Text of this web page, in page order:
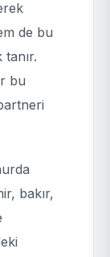
de bu
bu
bakır,